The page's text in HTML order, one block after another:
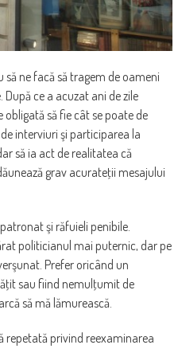
să ne facă să tragem de oameni
ce a acuzat ani de zile
să fie cât se poate de
interviuri şi participarea la
să ia act de realitatea că
grav acurateţii mesajului
şi răfuieli penibile.
politicianul mai puternic, dar pe
Prefer oricând un
sau fiind nemulţumit de
să mă lămurească.
repetată privind reexaminarea